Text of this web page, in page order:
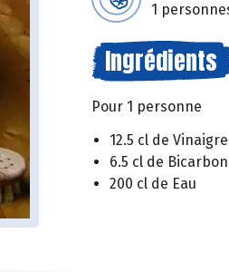
1
Ingrédients
Pour 1 personne
12.5 cl de
6.5 cl de
200 cl de Eau